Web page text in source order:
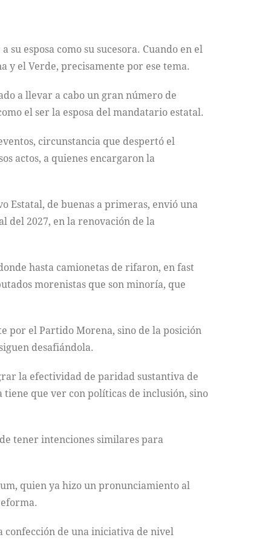
esposa como su sucesora. Cuando en el
el Verde, precisamente por ese tema.
a llevar a cabo un gran número de
el ser la esposa del mandatario estatal.
circunstancia que despertó el
actos, a quienes encargaron la
Estatal, de buenas a primeras, envió una
del 2027, en la renovación de la
hasta camionetas de rifaron, en fast
morenistas que son minoría, que
por el Partido Morena, sino de la posición
desafiándola.
la efectividad de paridad sustantiva de
tiene que ver con políticas de inclusión, sino
tener intenciones similares para
quien ya hizo un pronunciamiento al
confección de una iniciativa de nivel